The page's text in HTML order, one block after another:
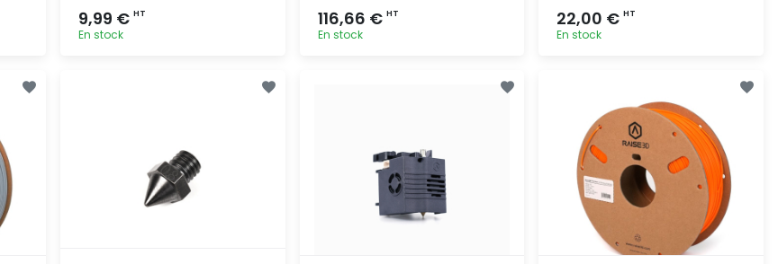
9,99 €HT
En stock
116,66 € HT
En stock
22,00 €HT
En stock